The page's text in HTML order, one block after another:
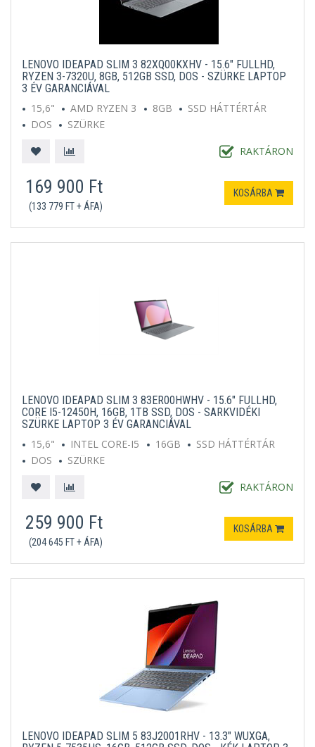
LENOVO IDEAPAD SLIM 3 82XQ00KXHV - 15.6" FULLHD,
RYZEN 3-7320U, 8GB, 512GB SSD, DOS - SZÜRKE LAPTOP
3 ÉV GARANCIÁVAL
15,6"
AMD RYZEN 3 8GB
SSD HÁTTÉRTÁR
DOS
SZÜRKE
RAKTÁRON
169 900 Ft
(133 779 FT + ÁFA)
KOSÁRBA
LENOVO IDEAPAD SLIM 3 83ER00HWHV - 15.6" FULLHD,
CORE I5-12450H, 16GB, 1TB SSD, DOS - SARKVIDÉKI
SZÜRKE LAPTOP 3 ÉV GARANCIÁVAL
15,6"
INTEL CORE-I5 16GB
SSD HÁTTÉRTÁR
DOS
SZÜRKE
RAKTÁRON
259 900 Ft
(204 645 FT + ÁFA)
KOSÁRBA
LENOVO IDEAPAD SLIM 5 83J2001RHV - 13.3" WUXGA,